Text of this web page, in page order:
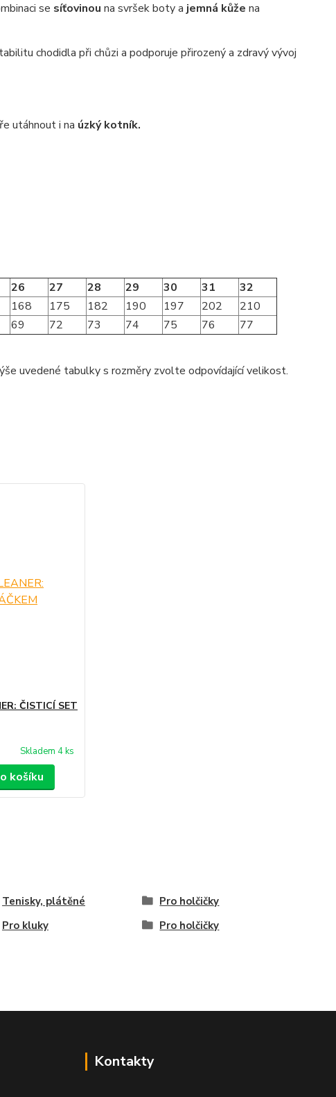
se síťovinou na svršek boty a jemná kůže na
chodidla při chůzi a podporuje přirozený a zdravý vývoj
utáhnout i na úzký kotník.
26 27 28 29 30 31
32
168 175 182 190 197 202
210
69 72 73 74 75 76 77
uvedené tabulky s rozměry zvolte odpovídající velikost.
ČISTICÍ SET
Skladem 4 ks
košíku
Tenisky, plátěné
Pro holčičky
Pro kluky
Pro holčičky
Kontakty